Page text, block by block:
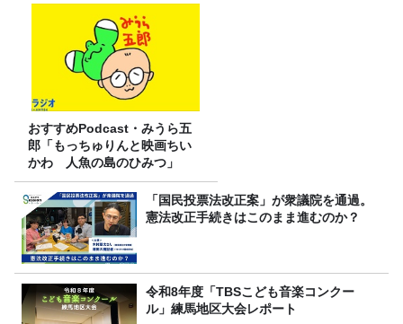
おすすめPodcast・みうら五
郎「もっちゅりんと映画ちい
かわ 人魚の島のひみつ」
「国民投票法改正案」が衆議院を通過。
憲法改正手続きはこのまま進むのか？
令和8年度「TBSこども音楽コンクー
ル」練馬地区大会レポート